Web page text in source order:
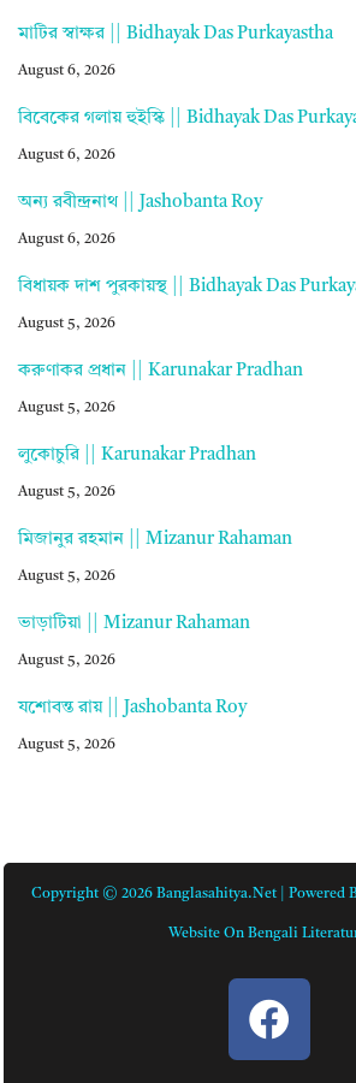
মাটির স্বাক্ষর || Bidhayak Das Purkayastha
August 6, 2026
বিবেকের গলায় হুইস্কি || Bidhayak Das
August 6, 2026
অন্য রবীন্দ্রনাথ || Jashobanta Roy
August 6, 2026
বিধায়ক দাশ পুরকায়স্থ || Bidhayak Das
August 5, 2026
করুণাকর প্রধান || Karunakar Pradhan
August 5, 2026
লুকোচুরি || Karunakar Pradhan
August 5, 2026
মিজানুর রহমান || Mizanur Rahaman
August 5, 2026
ভাড়াটিয়া || Mizanur Rahaman
August 5, 2026
যশোবন্ত রায় || Jashobanta Roy
August 5, 2026
Copyright © 2026 Banglasahitya.net | Powered
Website On Bengali